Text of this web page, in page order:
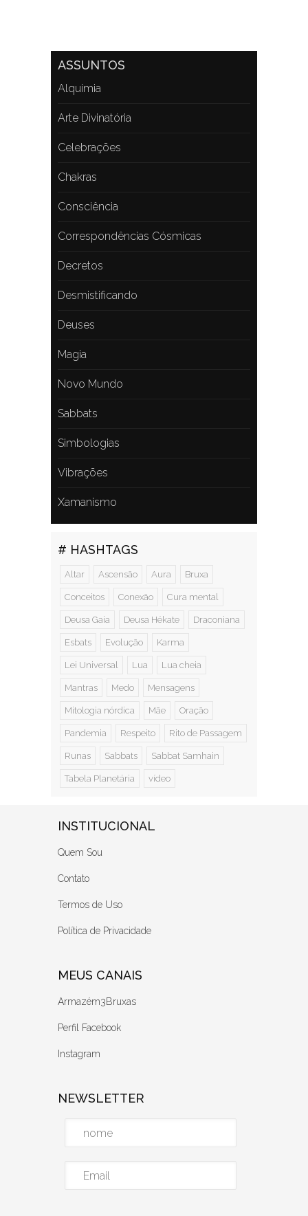
ASSUNTOS
Alquimia
Arte Divinatória
Celebrações
Chakras
Consciência
Correspondências Cósmicas
Decretos
Desmistificando
Deuses
Magia
Novo Mundo
Sabbats
Simbologias
Vibrações
Xamanismo
# HASHTAGS
Altar Ascensão Aura Bruxa
Conceitos Conexão Cura mental
Deusa Gaia Deusa Hékate Draconiana
Esbats Evolução Karma
Lei Universal Lua Lua cheia
Mantras Medo Mensagens
Mitologia nórdica Mãe Oração
Pandemia Respeito Rito de Passagem
Runas Sabbats Sabbat Samhain
Tabela Planetária vídeo
INSTITUCIONAL
Quem Sou
Contato
Termos de Uso
Política de Privacidade
MEUS CANAIS
Armazém3Bruxas
Perfil Facebook
Instagram
NEWSLETTER